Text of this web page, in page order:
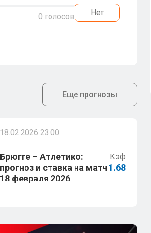
0 голосов Нет
Еще прогнозы
18.02.2026 23:00
Брюгге – Атлетико:
прогноз и ставка на матч
18 февраля 2026
Кэф
1.68